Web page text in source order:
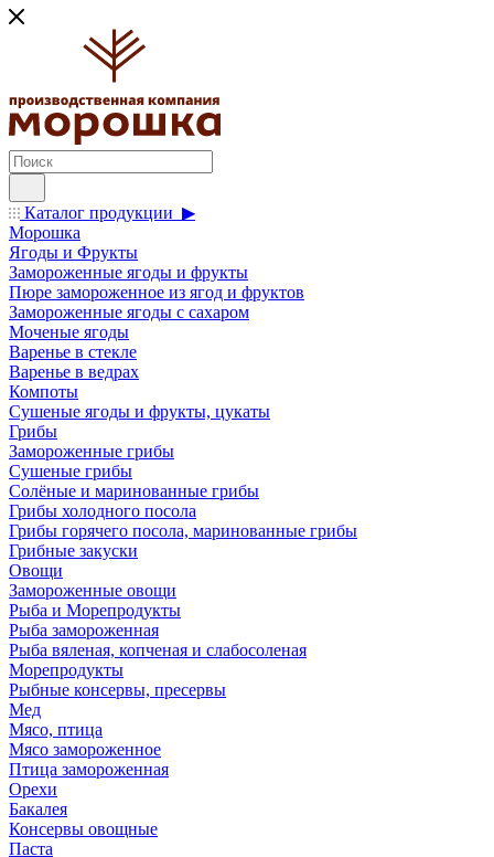
Каталог продукции ▶
Морошка
Ягоды и Фрукты
Замороженные ягоды и фрукты
Пюре замороженное из ягод и фруктов
Замороженные ягоды с сахаром
Моченые ягоды
Варенье в стекле
Варенье в ведрах
Компоты
Сушеные ягоды и фрукты, цукаты
Грибы
Замороженные грибы
Сушеные грибы
Солёные и маринованные грибы
Грибы холодного посола
Грибы горячего посола, маринованные грибы
Грибные закуски
Овощи
Замороженные овощи
Рыба и Морепродукты
Рыба замороженная
Рыба вяленая, копченая и слабосоленая
Морепродукты
Рыбные консервы, пресервы
Мед
Мясо, птица
Мясо замороженное
Птица замороженная
Орехи
Бакалея
Консервы овощные
Паста